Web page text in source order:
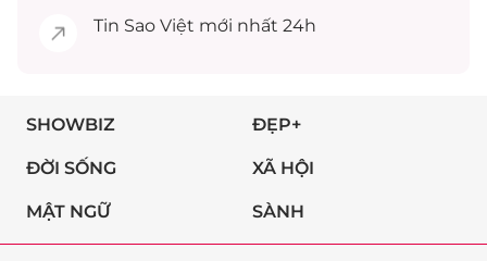
Tin Sao Việt mới nhất 24h
SHOWBIZ ĐẸP+
ĐỜI SỐNG XÃ HỘI
MẬT NGỮ SÀNH